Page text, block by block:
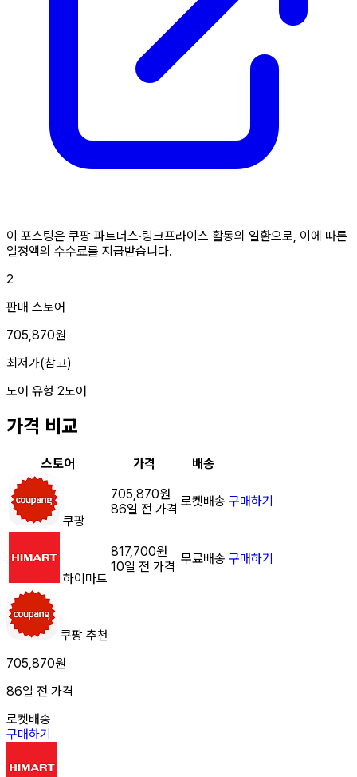
이 포스팅은 쿠팡 파트너스·링크프라이스 활동의 일환으로, 이에 따른
일정액의 수수료를 지급받습니다.
2
판매 스토어
705,870원
최저가(참고)
도어 유형 2도어
가격 비교
스토어 가격 배송
쿠팡
705,870원
86일 전 가격
로켓배송 구매하기
하이마트
817,700원
10일 전 가격
무료배송 구매하기
쿠팡 추천
705,870원
86일 전 가격
로켓배송
구매하기